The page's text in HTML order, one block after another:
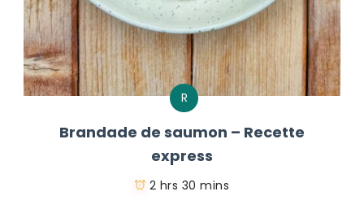
R
Brandade de saumon – Recette
express
2 hrs 30 mins